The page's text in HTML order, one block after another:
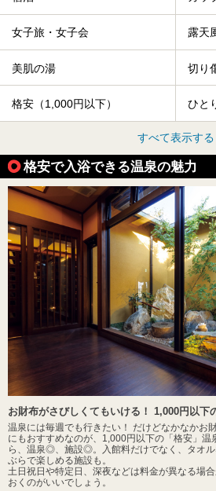
女子旅・女子会 露天
美肌の湯 切り
格安（1,000円以下） ひと
すべて表示する
格安で入浴できる温泉の魅力
お財布がさびしくてもいける！ 1,000円以下
温泉には毎週でも行きたい！ だけどなかなかお
にもおすすめなのが、1,000円以下の「格安」温
ら、温泉◎、施設◎。入館料だけでなく、タオ
ぶらで楽しめる施設も。
土日祝日や特定日、深夜などは料金が異なる場
おくのがいいでしょう。